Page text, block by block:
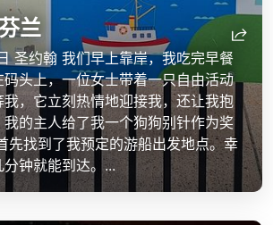
兰
圣约翰 我们早上靠岸，我吃完早餐
头上，一位女士带着一只自由活动
，它立刻热情地迎接我，还让我抱
的主人给了我一个狗狗别针作为奖
先找到了我预定的游船出发地点。幸
钟就能到达。...